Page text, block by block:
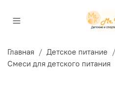
Главная
Детское питание
Смеси для детского питания